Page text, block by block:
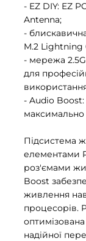
- EZ DIY: EZ
Antenna;
-
M.2 Lightning
- мережа
для
- Audio Boost:
максимально
Підсистема
елементами
роз'ємами
Boost
живлення
процесорів.
надійної